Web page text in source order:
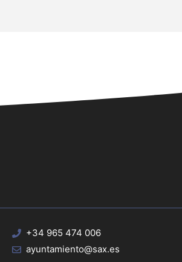
+34 965 474 006
ayuntamiento@sax.es